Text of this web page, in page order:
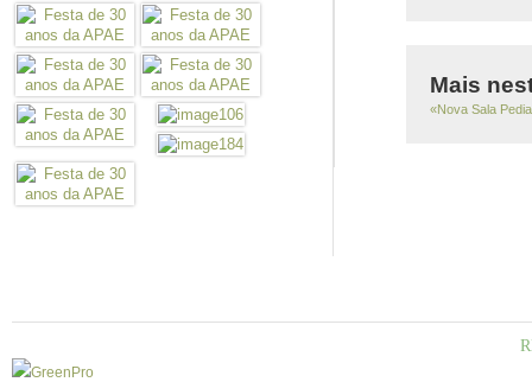
Mais
«Nova Sala